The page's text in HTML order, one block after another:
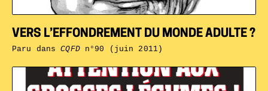
VERS L’EFFONDREMENT DU MONDE ADULTE ?
Paru dansCQFDn°90 (juin 2011)